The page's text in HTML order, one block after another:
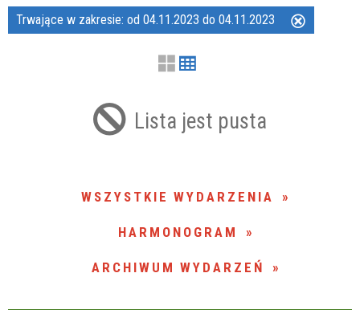
Szukana fraza
Trwające w zakresie: od 04.11.2023 do 04.11.2023
Lista jest pusta
WSZYSTKIE WYDARZENIA
HARMONOGRAM
ARCHIWUM WYDARZEŃ